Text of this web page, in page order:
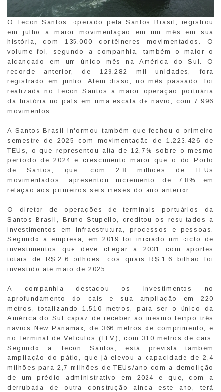
O Tecon Santos, operado pela Santos Brasil, registrou
em julho a maior movimentação em um mês em sua
história, com 135.000 contêineres movimentados. O
volume foi, segundo a companhia, também o maior o
alcançado em um único mês na América do Sul. O
recorde anterior, de 129.282 mil unidades, fora
registrado em junho. Além disso, no mês passado, foi
realizada no Tecon Santos a maior operação portuária
da história no país em uma escala de navio, com 7.996
movimentos.
A Santos Brasil informou também que fechou o primeiro
semestre de 2025 com movimentação de 1.223.426 de
TEUs, o que representou alta de 12,7% sobre o mesmo
período de 2024 e crescimento maior que o do Porto
de Santos, que, com 2,8 milhões de TEUs
movimentados, apresentou incremento de 7,8% em
relação aos primeiros seis meses do ano anterior.
O diretor de operações de terminais portuários da
Santos Brasil, Bruno Stupello, creditou os resultados a
investimentos em infraestrutura, processos e pessoas.
Segundo a empresa, em 2019 foi iniciado um ciclo de
investimentos que deve chegar a 2031 com aportes
totais de R$ 2,6 bilhões, dos quais R$ 1,6 bilhão foi
investido até maio de 2025.
A companhia destacou os investimentos no
aprofundamento do cais e sua ampliação em 220
metros, totalizando 1.510 metros, para ser o único da
América do Sul capaz de receber ao mesmo tempo três
navios New Panamax, de 366 metros de comprimento, e
no Terminal de Veículos (TEV), com 310 metros de cais.
Segundo a Tecon Santos, está prevista também
ampliação do pátio, que já elevou a capacidade de 2,4
milhões para 2,7 milhões de TEUs/ano com a demolição
de um prédio administrativo em 2024 e que, com a
derrubada de outra construção ainda este ano, terá